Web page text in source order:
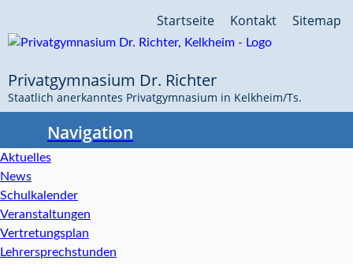
überspringen
Sitemap
Kontakt
Startseite
Privatgymnasium Dr. Richter
Staatlich anerkanntes Privatgymnasium in Kelkheim/Ts.
Navigation
Aktuelles
News
Schulkalender
Veranstaltungen
Vertretungsplan
Lehrersprechstunden